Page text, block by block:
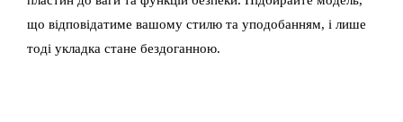
що відповідатиме вашому стилю та уподобанням, і лише
тоді укладка стане бездоганною.